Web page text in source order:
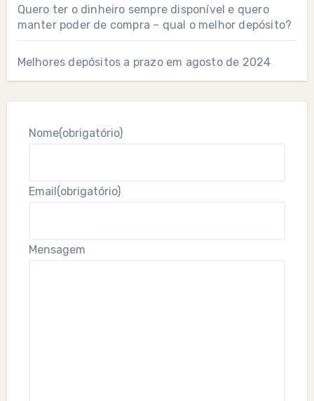
Quero ter o dinheiro sempre disponível e quero
manter poder de compra – qual o melhor depósito?
Melhores depósitos a prazo em agosto de 2024
Nome(obrigatório)
Email (obrigatório)
Mensagem